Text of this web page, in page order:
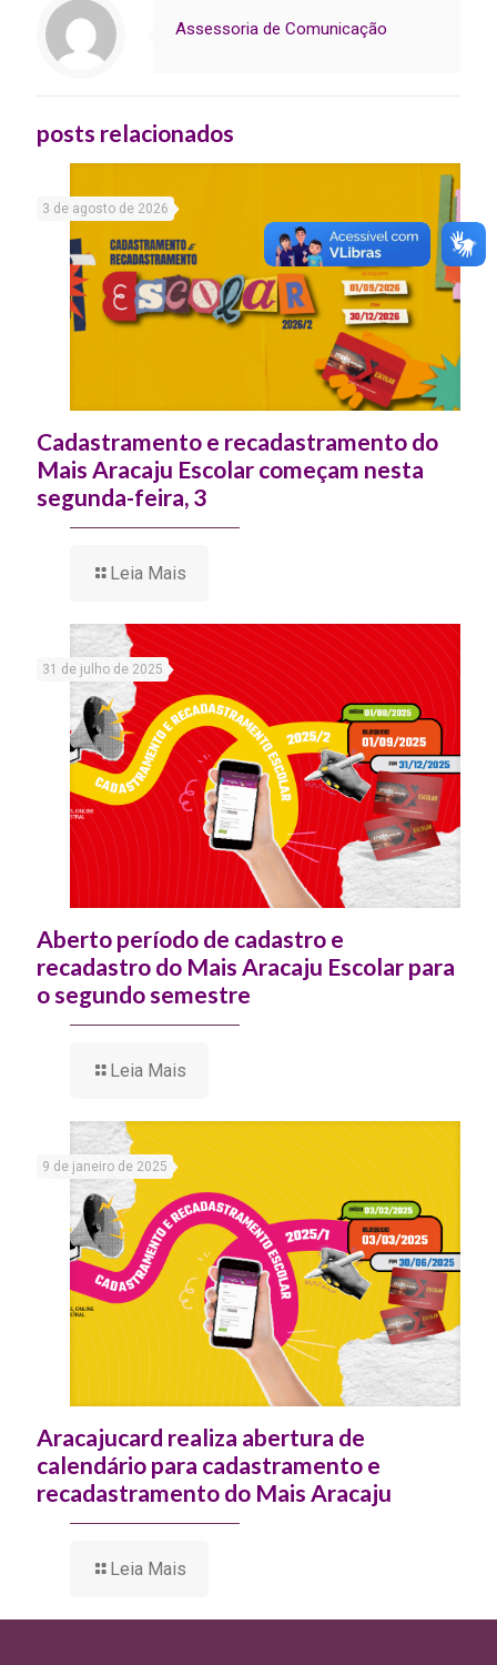
Assessoria de Comunicação
posts relacionados
3 de agosto de 2026
Cadastramento e recadastramento do
Mais Aracaju Escolar começam nesta
segunda-feira, 3
Leia Mais
31 de julho de 2025
Aberto período de cadastro e
recadastro do Mais Aracaju Escolar para
o segundo semestre
Leia Mais
9 de janeiro de 2025
Aracajucard realiza abertura de
calendário para cadastramento e
recadastramento do Mais Aracaju
Leia Mais